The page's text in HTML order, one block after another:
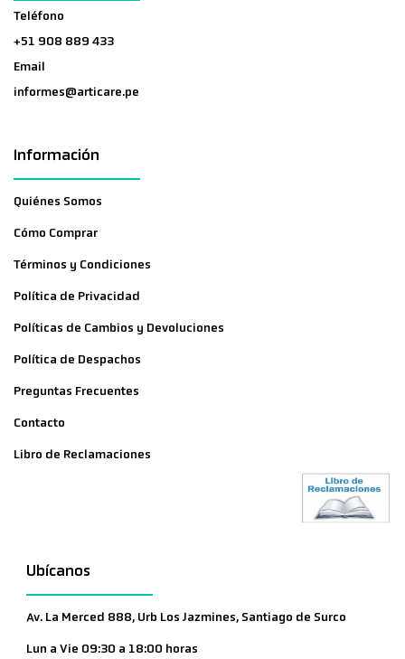
Teléfono
+51 908 889 433
Email
informes@articare.pe
Información
Quiénes Somos
Cómo Comprar
Términos y Condiciones
Política de Privacidad
Políticas de Cambios y Devoluciones
Política de Despachos
Preguntas Frecuentes
Contacto
Libro de Reclamaciones
Ubícanos
Av. La Merced 888, Urb Los Jazmines, Santiago de Surco
Lun a Vie 09:30 a 18:00 horas